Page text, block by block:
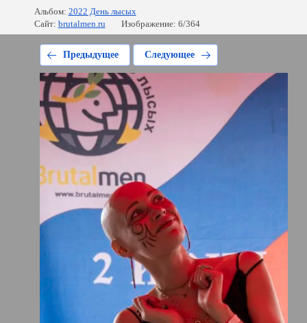
Альбом: 2022 День лысых
Сайт: brutalmen.ru Изображение: 6/364
Предыдущее Следующее